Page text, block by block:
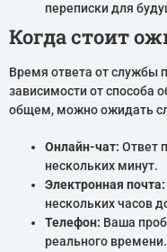
переписки для
Когда стоит
Время ответа от службы
зависимости от способа
общем, можно ожидать
Онлайн-чат: Ответ
нескольких минут.
Электронная почта:
нескольких часов
Телефон: Ваша
реального времени.